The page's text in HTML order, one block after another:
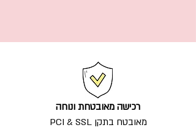
רכישה מאובטחת ונוחה
מאובטח בתקן PCI & SSL